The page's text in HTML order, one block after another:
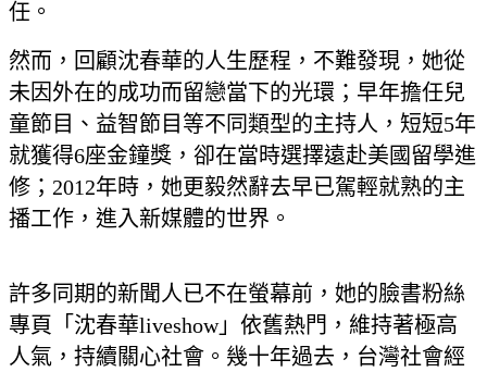
任。
然而，回顧沈春華的人生歷程，不難發現，她從
未因外在的成功而留戀當下的光環；早年擔任兒
童節目、益智節目等不同類型的主持人，短短5年
就獲得6座金鐘獎，卻在當時選擇遠赴美國留學進
修；2012年時，她更毅然辭去早已駕輕就熟的主
播工作，進入新媒體的世界。
許多同期的新聞人已不在螢幕前，她的臉書粉絲
專頁「沈春華liveshow」依舊熱門，維持著極高
人氣，持續關心社會。幾十年過去，台灣社會經